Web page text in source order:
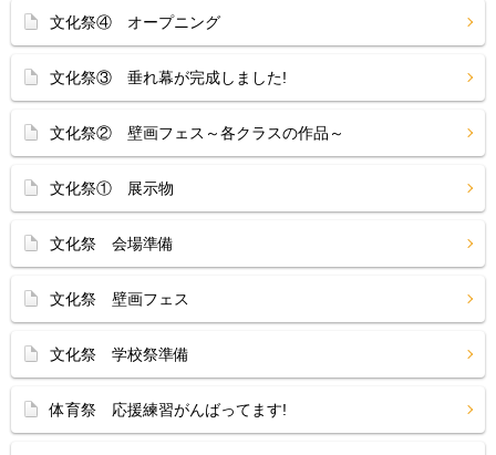
文化祭④ オープニング
文化祭③ 垂れ幕が完成しました!
文化祭② 壁画フェス～各クラスの作品～
文化祭① 展示物
文化祭 会場準備
文化祭 壁画フェス
文化祭 学校祭準備
体育祭 応援練習がんばってます!